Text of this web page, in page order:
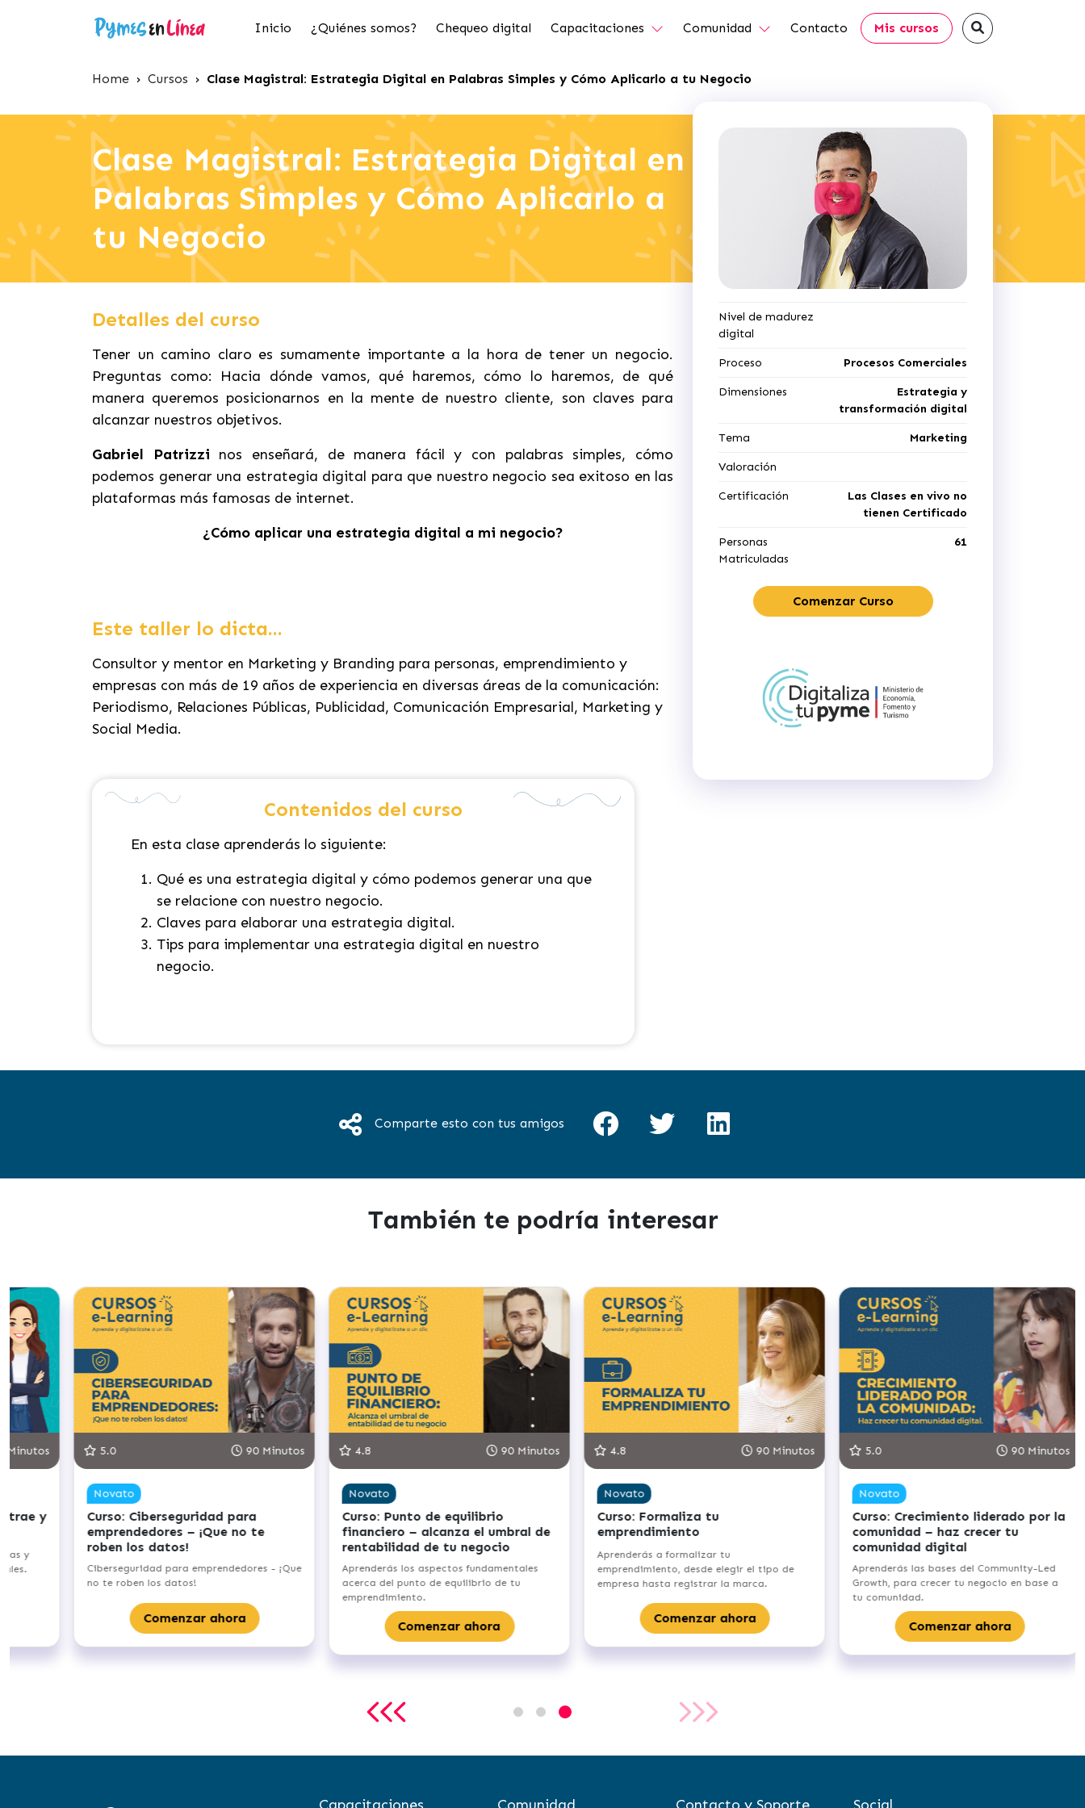
Inicio ¿Quiénes somos? Chequeo digital Capacitaciones Comunidad Contacto Mis cursos
Home › Cursos › Clase Magistral: Estrategia Digital en Palabras Simples y Cómo Aplicarlo a tu Negocio
Clase Magistral: Estrategia Digital en
Palabras Simples y Cómo Aplicarlo a
tu Negocio
Nivel de madurez
digital
Proceso Procesos Comerciales
Dimensiones
Estrategia y
transformación digital
Tema Marketing
Valoración
Certificación
Las Clases en vivo no
tienen Certificado
Personas
Matriculadas
61
Comenzar Curso
Detalles del curso
Tener un camino claro es sumamente importante a la hora de tener un negocio.
Preguntas como: Hacia dónde vamos, qué haremos, cómo lo haremos, de qué
manera queremos posicionarnos en la mente de nuestro cliente, son claves para
alcanzar nuestros objetivos.
Gabriel Patrizzi nos enseñará, de manera fácil y con palabras simples, cómo
podemos generar una estrategia digital para que nuestro negocio sea exitoso en las
plataformas más famosas de internet.
¿Cómo aplicar una estrategia digital a mi negocio?
Este taller lo dicta...
Consultor y mentor en Marketing y Branding para personas, emprendimiento y
empresas con más de 19 años de experiencia en diversas áreas de la comunicación:
Periodismo, Relaciones Públicas, Publicidad, Comunicación Empresarial, Marketing y
Social Media.
Contenidos del curso
En esta clase aprenderás lo siguiente:
Qué es una estrategia digital y cómo podemos generar una que
se relacione con nuestro negocio.
Claves para elaborar una estrategia digital.
Tips para implementar una estrategia digital en nuestro
negocio.
Comparte esto con tus amigos
También te podría interesar
y
y
5.0 90 Minutos
Novato
Curso: Ciberseguridad para
emprendedores – ¡Que no te
roben los datos!
Ciberseguridad para emprendedores - ¡Que
no te roben los datos!
Comenzar ahora
4.8 90 Minutos
Novato
Curso: Punto de equilibrio
financiero – alcanza el umbral de
rentabilidad de tu negocio
Aprenderás los aspectos fundamentales
acerca del punto de equilibrio de tu
emprendimiento.
Comenzar ahora
4.8 90 Minutos
Novato
Curso: Formaliza tu
emprendimiento
Aprenderás a formalizar tu
emprendimiento, desde elegir el tipo de
empresa hasta registrar la marca.
Comenzar ahora
5.0 90 Minutos
Novato
Curso: Crecimiento liderado por la
comunidad – haz crecer tu
comunidad digital
Aprenderás las bases del Community-Led
Growth, para crecer tu negocio en base a
tu comunidad.
Comenzar ahora